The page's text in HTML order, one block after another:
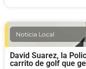
Noticia Local
David Suarez, la
carrito de golf que